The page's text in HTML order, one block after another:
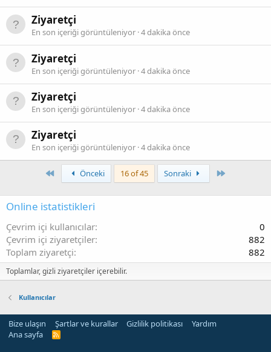
Ziyaretçi
En son içeriği görüntüleniyor 4 dakika önce
Ziyaretçi
En son içeriği görüntüleniyor 4 dakika önce
Ziyaretçi
En son içeriği görüntüleniyor 4 dakika önce
Ziyaretçi
En son içeriği görüntüleniyor 4 dakika önce
Önceki 16 of 45 Sonraki
Online istatistikleri
Çevrim içi kullanıcılar
0
Çevrim içi ziyaretçiler
882
Toplam ziyaretçi
882
Toplamlar, gizli ziyaretçiler içerebilir.
Kullanıcılar
Bize ulaşın Şartlar ve kurallar Gizlilik politikası
Yardım
Ana sayfa
R